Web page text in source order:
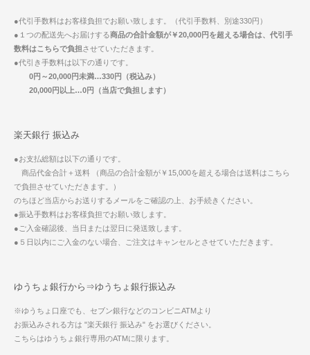
●代引手数料はお客様負担でお願い致します。（代引手数料、別途330円）
●１つの配送先へお届けする商品の合計金額が￥20,000円を超える場合は、代引手
数料はこちらで負担 させていただきます。
●代引き手数料は以下の通りです。
0円～20,000円未満…330円（税込み）
20,000円以上…0円（当店で負担します）
楽天銀行 振込み
●お支払総額は以下の通りです。
商品代金合計＋送料 （商品の合計金額が￥15,000を超える場合は送料はこちら
で負担させていただきます。）
のちほど当店からお送りするメールをご確認の上、お手続きください。
●振込手数料はお客様負担でお願い致します。
●ご入金確認後、当日または翌日に発送致します。
●５日以内にご入金のない場合、ご注文はキャンセルとさせていただきます。
ゆうちょ銀行から⇒ゆうちょ銀行振込み
※ゆうちょ口座でも、セブン銀行などのコンビニATMより
お振込みされる方は "楽天銀行 振込み" をお選びください。
こちらはゆうちょ銀行専用のATMに限ります。